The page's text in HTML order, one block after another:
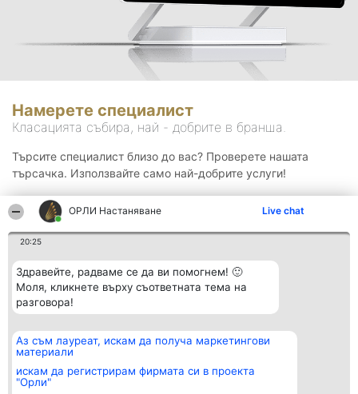
ОРЛИ Настаняване Live chat
20:25
Здравейте, радваме се да ви помогнем! 🙂
Моля, кликнете върху съответната тема на
разговора!
Аз съм лауреат, искам да получа маркетингови
материали
искам да регистрирам фирмата си в проекта
"Орли"
Намерете специалист
Класацията събира, най - добрите в бранша.
Търсите специалист близо до вас? Проверете нашата
търсачка. Използвайте само най-добрите услуги!
Организатор на
класиране
BulevardulAleea Timișul De
Sus Nr. 2, Bl. A30, Sc. A, Et.
Класация
всички
Контакти